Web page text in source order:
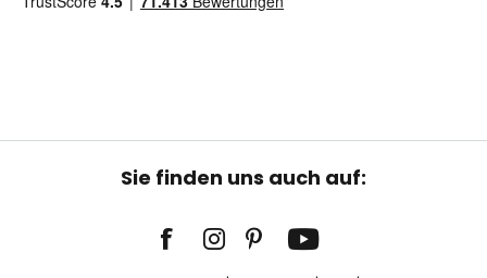
Sie finden uns auch auf: